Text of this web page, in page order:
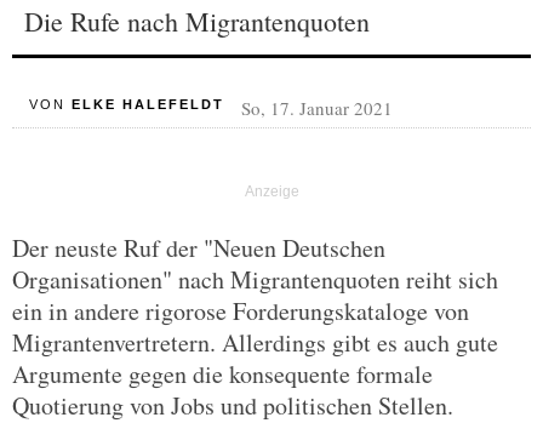
Die Rufe nach Migrantenquoten
VON ELKE HALEFELDT So, 17. Januar 2021
Der neuste Ruf der "Neuen Deutschen
Organisationen" nach Migrantenquoten reiht sich
ein in andere rigorose Forderungskataloge von
Migrantenvertretern. Allerdings gibt es auch gute
Argumente gegen die konsequente formale
Quotierung von Jobs und politischen Stellen.